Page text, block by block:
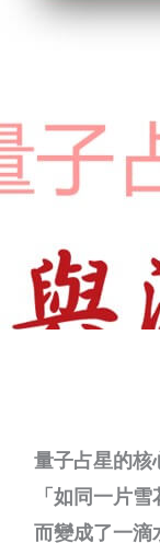
量子占星的核
「如同一片
而變成了一滴